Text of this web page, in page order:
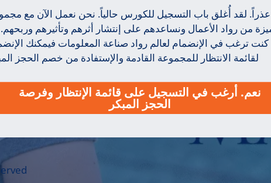
عذراً. لقد أُغلق باب التسجيل للكورس حالياً. نحن نعمل الآن مع
من رواد الأعمال ونساعدهم على إنتشار أثرهم وتأثيرهم وربحهم.
كنت ترغب في الإنضمام لعالم رواد صناعة المعلومات فيمكنك
لقائمة الانتظار للمجموعة القادمة والإستفادة من خصم الحجز
نعم. أرغب في التسجيل على قائمة الإنتظار وفرصة
الحجز المبكر